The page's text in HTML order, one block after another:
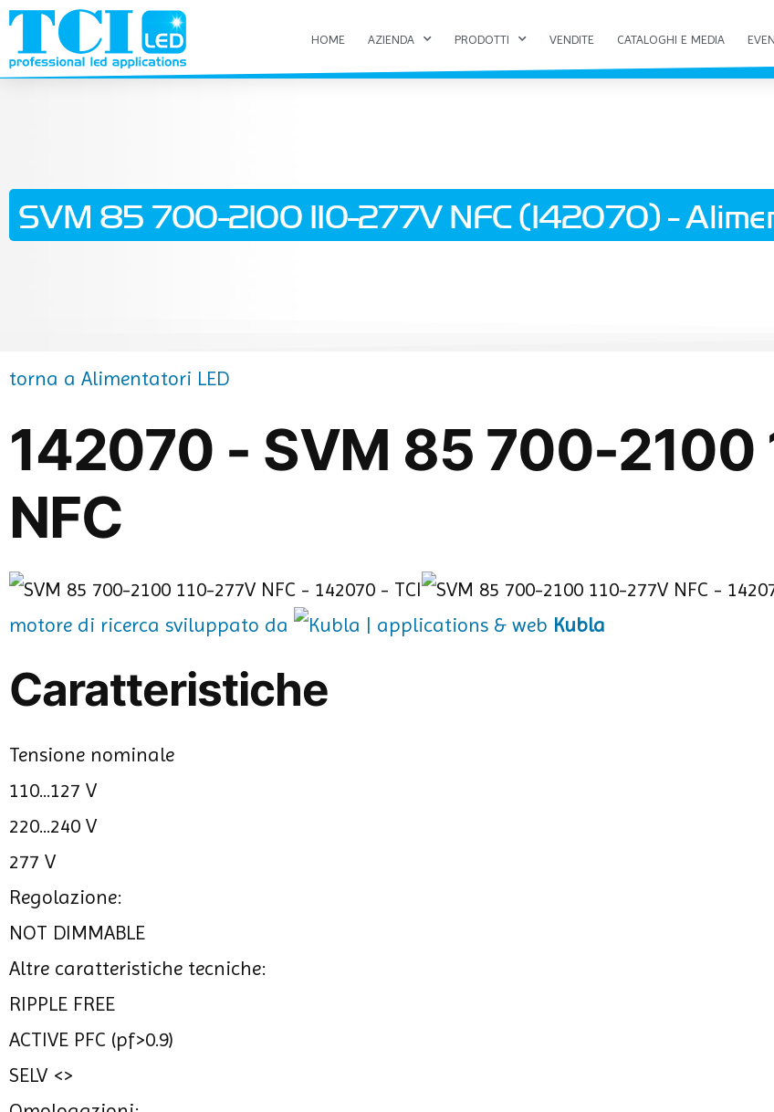
HOME AZIENDA PRODOTTI VENDITE CATALOGHI E MEDIA
SVM 85 700-2100 110-277V NFC (142070) -
torna a Alimentatori LED
142070 - SVM 85 700-2100
NFC
motore di ricerca sviluppato da Kubla
Caratteristiche
Tensione nominale
110...127 V
220...240 V
277 V
Regolazione:
NOT DIMMABLE
Altre caratteristiche tecniche:
RIPPLE FREE
ACTIVE PFC (pf>0.9)
SELV <>